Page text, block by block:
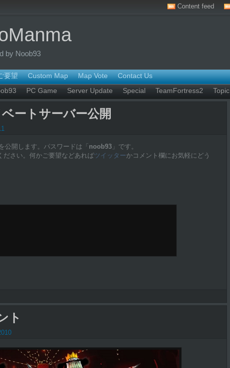
Content feed
by Noob93
要望 Custom Map Map Vote
Contact Us
PC Game Server Update Special TeamFortress2 Topic
ートサーバー公開
公開します。パスワードは「 noob93 」です。
ださい。何かご要望などあればツイッターかコメント欄にお気軽にどう
ト